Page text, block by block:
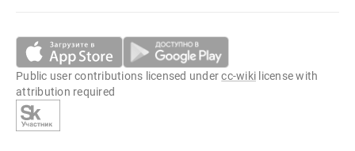
Public user contributions licensed undercc-wiki license with
attribution required